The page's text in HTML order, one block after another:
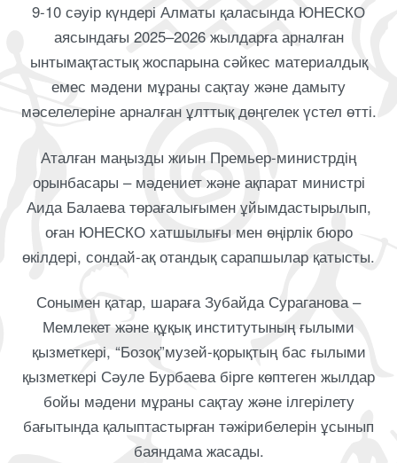
9-10 сәуір күндері Алматы қаласында ЮНЕСКО
аясындағы 2025–2026 жылдарға арналған
ынтымақтастық жоспарына сәйкес материалдық
емес мәдени мұраны сақтау және дамыту
мәселелеріне арналған ұлттық дөңгелек үстел өтті.
Аталған маңызды жиын Премьер-министрдің
орынбасары – мәдениет және ақпарат министрі
Аида Балаева төрағалығымен ұйымдастырылып,
оған ЮНЕСКО хатшылығы мен өңірлік бюро
өкілдері, сондай-ақ отандық сарапшылар қатысты.
Сонымен қатар, шараға Зубайда Сураганова –
Мемлекет және құқық институтының ғылыми
қызметкері, “Бозоқ”музей-қорықтың бас ғылыми
қызметкері Сәуле Бурбаева бірге көптеген жылдар
бойы мәдени мұраны сақтау және ілгерілету
бағытында қалыптастырған тәжірибелерін ұсынып
баяндама жасады.